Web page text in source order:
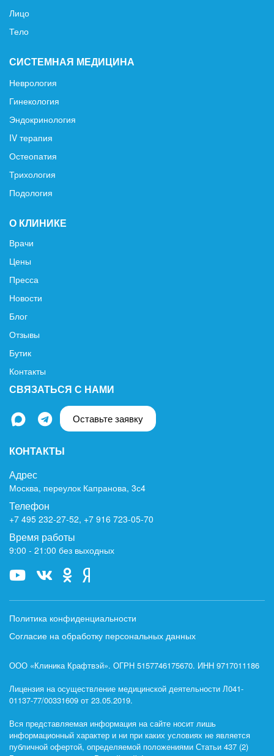
Лицо
Тело
СИСТЕМНАЯ МЕДИЦИНА
Неврология
Гинекология
Эндокринология
IV терапия
Остеопатия
Трихология
Подология
О КЛИНИКЕ
Врачи
Цены
Пресса
Новости
Блог
Отзывы
Бутик
Контакты
СВЯЗАТЬСЯ С НАМИ
Оставьте заявку
КОНТАКТЫ
Адрес
Москва, переулок Капранова, 3с4
Телефон
+7 495 232-27-52, +7 916 723-05-70
Время работы
9:00 - 21:00 без выходных
Политика конфиденциальности
Согласие на обработку персональных данных
ООО «Клиника Крафтвэй». ОГРН 5157746175670. ИНН 9717011186
Лицензия на осуществление медицинской деятельности Л041-
01137-77/00331609 от 23.05.2019.
Вся представляемая информация на сайте носит лишь
информационный характер и ни при каких условиях не является
публичной офертой, определяемой положениями Статьи 437 (2)